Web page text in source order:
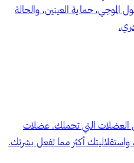
الموجي، حماية العينين، والحالة
العضلات التي تحملك. عضلات
أكثر مما تفعل بشرتك.